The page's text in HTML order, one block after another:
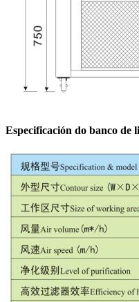
Especificación do banco de